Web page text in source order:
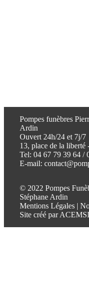
Pompes funèbres
Ardin
Ouvert 24h/24 et 7j/7
13, place de la liberté
Tel: 04 67 79 39 64 /
E-mail:
© 2022 Pompes
Stéphane Ardin
Mentions Légales |
Site créé par